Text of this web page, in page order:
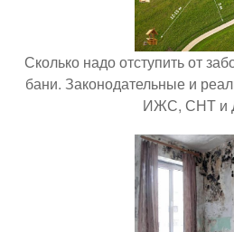
Сколько надо отступить от
бани. Законодательные и
ИЖС, СНТ и